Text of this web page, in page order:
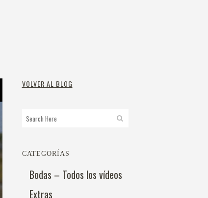
VOLVER AL BLOG
CATEGORÍAS
Bodas – Todos los vídeos
Extras